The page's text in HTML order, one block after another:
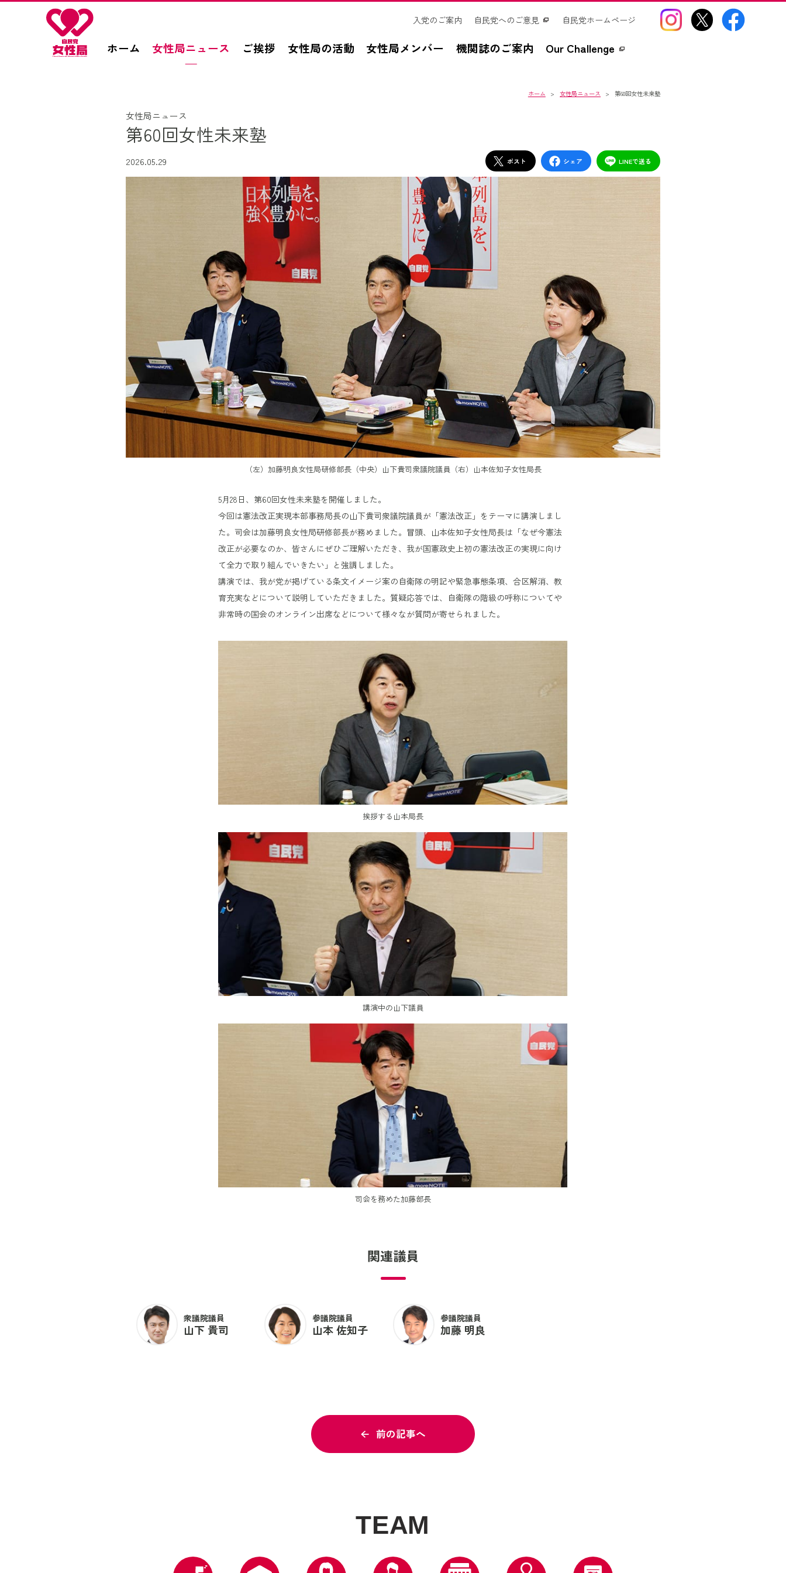
このページの本文へ移動
ホーム 女性局ニュース ご挨拶 女性局の活動 女性局メンバー 機関誌のご案内 Our Challenge
入党のご案内 自民党へのご意見 自民党ホームページ
ホーム 女性局ニュース 第60回女性未来塾
女性局ニュース
第60回女性未来塾
2026.05.29 ポスト シェア LINEで送る
（左）加藤明良女性局研修部長（中央）山下貴司衆議院議員（右）山本佐知子女性局長
5月28日、第60回女性未来塾を開催しました。
今回は憲法改正実現本部事務局長の山下貴司衆議院議員が「憲法改正」をテーマに講演しまし
た。司会は加藤明良女性局研修部長が務めました。冒頭、山本佐知子女性局長は「なぜ今憲法
改正が必要なのか、皆さんにぜひご理解いただき、我が国憲政史上初の憲法改正の実現に向け
て全力で取り組んでいきたい」と強調しました。
講演では、我が党が掲げている条文イメージ案の自衛隊の明記や緊急事態条項、合区解消、教
育充実などについて説明していただきました。質疑応答では、自衛隊の階級の呼称についてや
非常時の国会のオンライン出席などについて様々なが質問が寄せられました。
挨拶する山本局長
講演中の山下議員
司会を務めた加藤部長
関連議員
衆議院議員
山下 貴司
参議院議員
山本 佐知子
参議院議員
加藤 明良
前の記事へ
TEAM